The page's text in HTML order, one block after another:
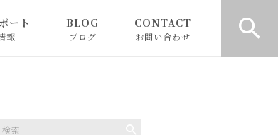
ート
報
BLOG
ブログ
CONTACT
お問い合わせ